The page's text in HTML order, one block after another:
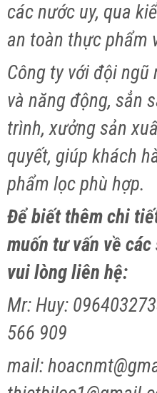
các nước uy, qua
an toàn thực phẩm
Công ty với đội
và năng động, sẳn
trình, xưởng sản
quyết, giúp khách
phẩm lọc phù hợp.
Để biết thêm chi
muốn tư vấn về
vui lòng liên hệ:
Mr: Huy:
566 909
mail: